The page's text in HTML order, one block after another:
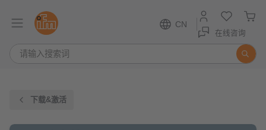
CN
在线咨询
下载&激活